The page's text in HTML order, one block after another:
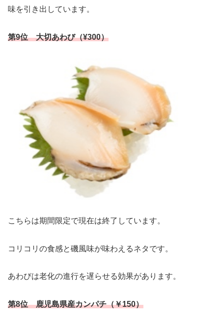
味を引き出しています。
第9位 大切あわび（¥300）
こちらは期間限定で現在は終了しています。
コリコリの食感と磯風味が味わえるネタです。
あわびは老化の進行を遅らせる効果があります。
第8位 鹿児島県産カンパチ（￥150）